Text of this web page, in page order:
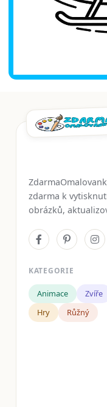
zdarma k
obrázků,
KATEGORIE
Animace
Zvíře
Hry
Růžný